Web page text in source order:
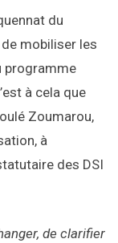
du
mobiliser les
programme
à cela que
Zoumarou,
à
des DSI
de clarifier